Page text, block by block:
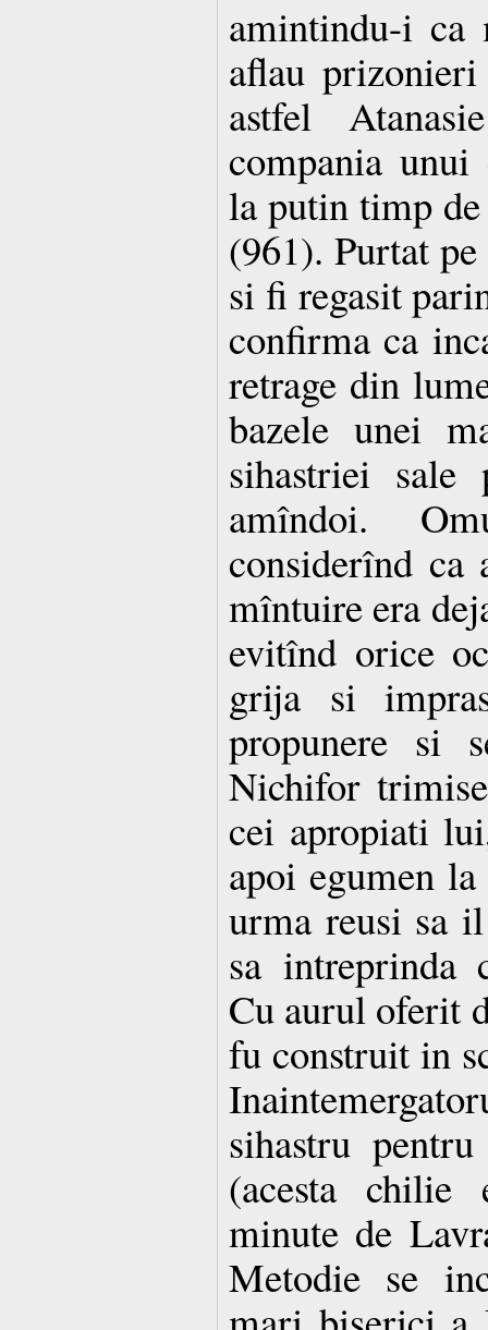
amintindu-i
aflau
astfel
compania
la putin timp
(961). Purtat
si fi regasit
confirma ca
retrage din
bazele unei
sihastriei sale
amîndoi.
considerînd ca
mîntuire era
evitînd orice
grija si
propunere si
Nichifor
cei apropiati
apoi egumen
urma reusi sa
sa intreprinda
Cu aurul oferit
fu construit in
sihastru
(acesta
minute de
Metodie se